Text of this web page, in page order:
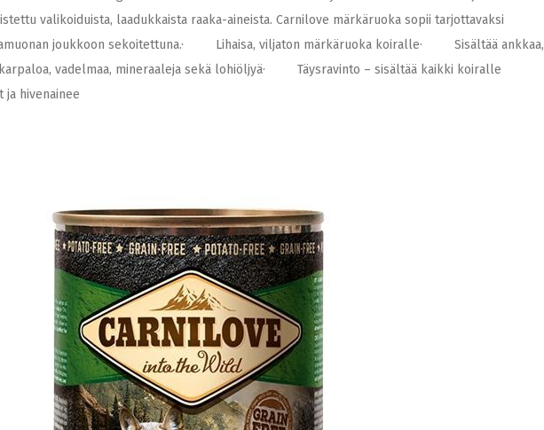
valikoiduista, laadukkaista raaka-aineista. Carnilove märkäruoka sopii tarjottavaksi
joukkoon sekoitettuna.· Lihaisa, viljaton märkäruoka koiralle· Sisältää ankkaa,
karpaloa, vadelmaa, mineraaleja sekä lohiöljyä· Täysravinto – sisältää kaikki koiralle
hivenainee